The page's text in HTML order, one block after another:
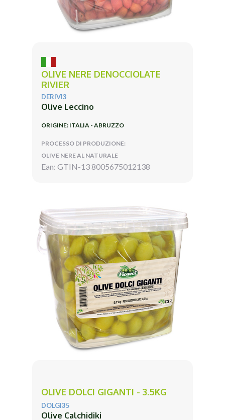
OLIVE NERE DENOCCIOLATE
RIVIER
DERIVI3
Olive Leccino
ORIGINE: ITALIA - ABRUZZO
PROCESSO DI PRODUZIONE:
OLIVE NERE AL NATURALE
Ean: GTIN-13 8005675012138
OLIVE DOLCI GIGANTI - 3.5KG
DOLGI35
Olive Calchidiki